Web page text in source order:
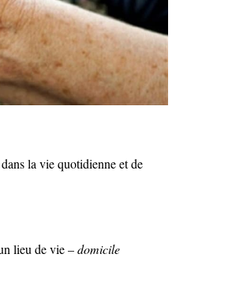
la vie quotidienne et de
lieu de vie –domicile